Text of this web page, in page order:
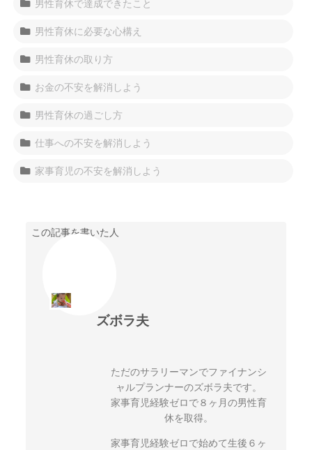
男性育休で達成できたこと
男性育休に必要な心構え
男性育休の取り方
お金の不安を解消しよう
男性育休の過ごし方
仕事への不安を解消しよう
家事育児の不安を解消しよう
この記事を書いた人
ズボラ夫
ただのサラリーマンでファイナンシ
ャルプランナーのズボラ夫です。
家事育児経験ゼロで８ヶ月の男性育
休を取得。
家事育児経験ゼロで始めて生後６ヶ